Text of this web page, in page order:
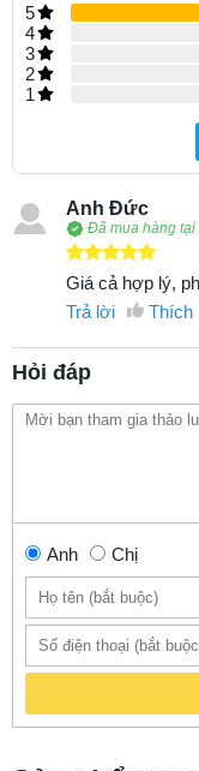
5
4
3
2
1
Anh Đức
Đã mua hàng tại
Giá cả hợp lý,
Trả lời
Thích
Hỏi đáp
Anh Chị